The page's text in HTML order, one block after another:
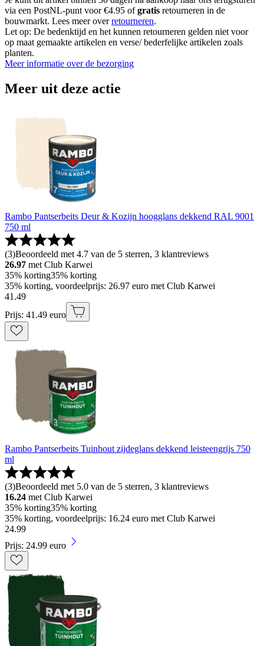
via een PostNL-punt voor €4.95 ofgratis retourneren in de
bouwmarkt. Lees meer overretourneren.
Let op: De bedenktijd en het kunnen retourneren gelden niet voor
op maat gemaakte artikelen en verse/ bederfelijke artikelen zoals
planten.
Meer informatie over de bezorging
Meer uit deze actie
Rambo Pantserbeits Deur & Kozijn hoogglans dekkend RAL 9001
750 ml
(3)Beoordeeld met 4.7 van de 5 sterren, 3 klantreviews
26.97 met Club Karwei
35% korting35% korting
35% korting, voordeelprijs: 26.97 euro met Club Karwei
41 .49
Prijs: 41.49 euro
Rambo Pantserbeits Tuinhout zijdeglans dekkend leisteengrijs 750
ml
(3)Beoordeeld met 5.0 van de 5 sterren, 3 klantreviews
16.24 met Club Karwei
35% korting35% korting
35% korting, voordeelprijs: 16.24 euro met Club Karwei
24.99
Prijs: 24.99 euro